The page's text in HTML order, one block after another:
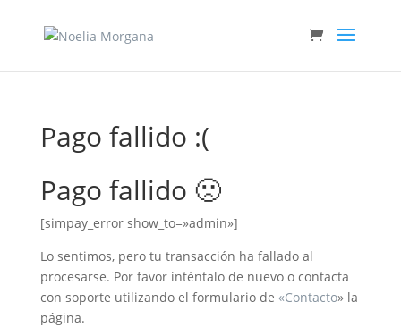
Pago fallido :(
Pago fallido 🙁
[simpay_error show_to=»admin»]
Lo sentimos, pero tu transacción ha fallado al
procesarse. Por favor inténtalo de nuevo o contacta
con soporte utilizando el formulario de «Contacto» la
página.